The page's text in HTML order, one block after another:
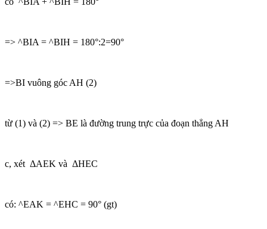
=> ^BIA = ^BIH = 180°:2=90°
=>BI vuông góc AH (2)
từ (1) và (2) => BE là đường trung trực của đoạn thẳng AH
c, xét ΔAEK và ΔHEC
có: ^EAK = ^EHC = 90° (gt)